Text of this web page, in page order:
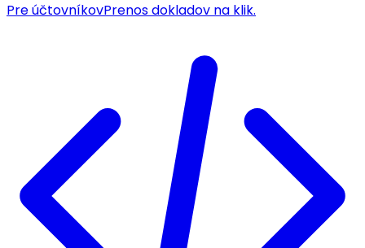
Pre účtovníkovPrenos dokladov na klik.